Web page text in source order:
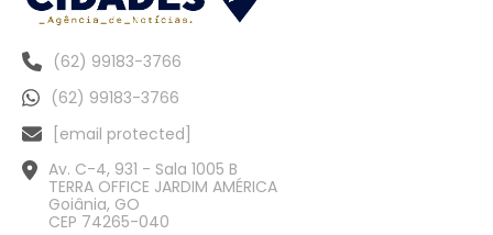
(62) 99183-3766
(62) 99183-3766
[email protected]
Av. C-4, 931 - Sala 1005 B
TERRA OFFICE JARDIM AMÉRICA
Goiânia, GO
CEP 74265-040